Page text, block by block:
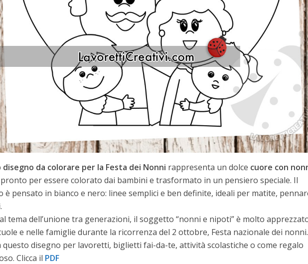
disegno da colorare per la Festa dei Nonni rappresenta un dolce cuore con
per essere colorato dai bambini e trasformato in un pensiero speciale. Il
è pensato in bianco e nero: linee semplici e ben definite, ideali per matite,
tema dell’unione tra generazioni, il soggetto “nonni e nipoti” è molto
e nelle famiglie durante la ricorrenza del 2 ottobre, Festa nazionale dei nonni.
questo disegno per lavoretti, biglietti fai-da-te, attività scolastiche o come regalo
Clicca il PDF